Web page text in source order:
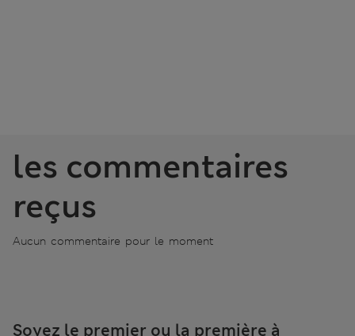
les commentaires
reçus
Aucun commentaire pour le moment
Soyez le premier ou la première à